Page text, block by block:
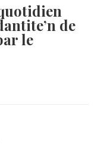
de
le